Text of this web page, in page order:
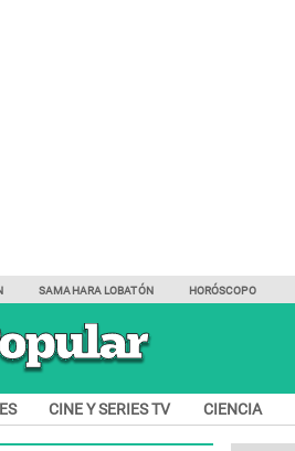
SAMAHARA LOBATÓN HORÓSCOPO
CINE Y SERIES TV CIENCIA